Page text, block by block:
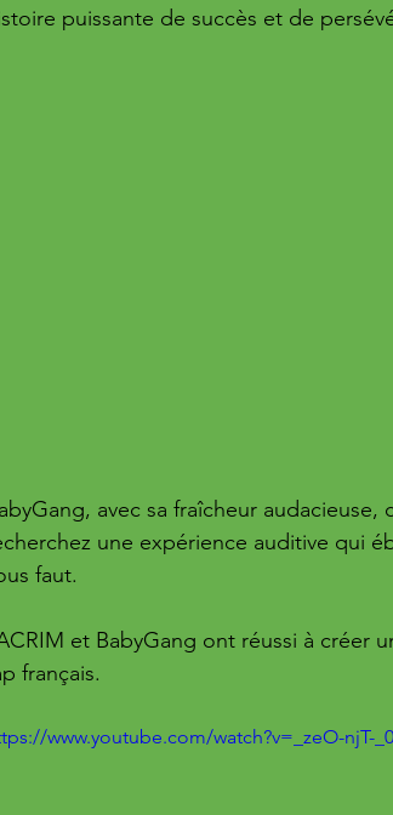
puissante de succès et de
avec sa fraîcheur
une expérience auditive qui
faut.
et BabyGang ont réussi à créer
français.
www.youtube.com/watch?v=_zeO-njT-_0